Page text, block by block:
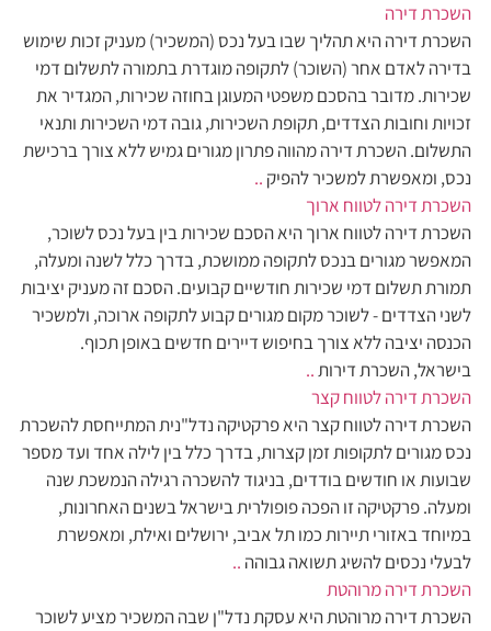
השכרת דירה
השכרת דירה היא תהליך שבו בעל נכס (המשכיר) מעניק זכות שימוש
בדירה לאדם אחר (השוכר) לתקופה מוגדרת בתמורה לתשלום דמי
שכירות. מדובר בהסכם משפטי המעוגן בחוזה שכירות, המגדיר את
זכויות וחובות הצדדים, תקופת השכירות, גובה דמי השכירות ותנאי
התשלום. השכרת דירה מהווה פתרון מגורים גמיש ללא צורך ברכישת
נכס, ומאפשרת למשכיר להפיק ..
השכרת דירה לטווח ארוך
השכרת דירה לטווח ארוך היא הסכם שכירות בין בעל נכס לשוכר,
המאפשר מגורים בנכס לתקופה ממושכת, בדרך כלל לשנה ומעלה,
תמורת תשלום דמי שכירות חודשיים קבועים. הסכם זה מעניק יציבות
לשני הצדדים - לשוכר מקום מגורים קבוע לתקופה ארוכה, ולמשכיר
הכנסה יציבה ללא צורך בחיפוש דיירים חדשים באופן תכוף.
בישראל, השכרת דירות..
השכרת דירה לטווח קצר
השכרת דירה לטווח קצר היא פרקטיקה נדל"נית המתייחסת להשכרת
נכס מגורים לתקופות זמן קצרות, בדרך כלל בין לילה אחד ועד מספר
שבועות או חודשים בודדים, בניגוד להשכרה רגילה הנמשכת שנה
ומעלה. פרקטיקה זו הפכה פופולרית בישראל בשנים האחרונות,
במיוחד באזורי תיירות כמו תל אביב, ירושלים ואילת, ומאפשרת
לבעלי נכסים להשיג תשואה גבוהה ..
השכרת דירה מרוהטת
השכרת דירה מרוהטת היא עסקת נדל"ן שבה המשכיר מציע לשוכר